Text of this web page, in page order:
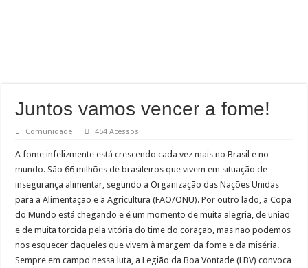
Juntos vamos vencer a fome!
Comunidade 454 Acessos
A fome infelizmente está crescendo cada vez mais no Brasil e no
mundo. São 66 milhões de brasileiros que vivem em situação de
insegurança alimentar, segundo a Organização das Nações Unidas
para a Alimentação e a Agricultura (FAO/ONU). Por outro lado, a Copa
do Mundo está chegando e é um momento de muita alegria, de união
e de muita torcida pela vitória do time do coração, mas não podemos
nos esquecer daqueles que vivem à margem da fome e da miséria.
Sempre em campo nessa luta, a Legião da Boa Vontade (LBV) convoca